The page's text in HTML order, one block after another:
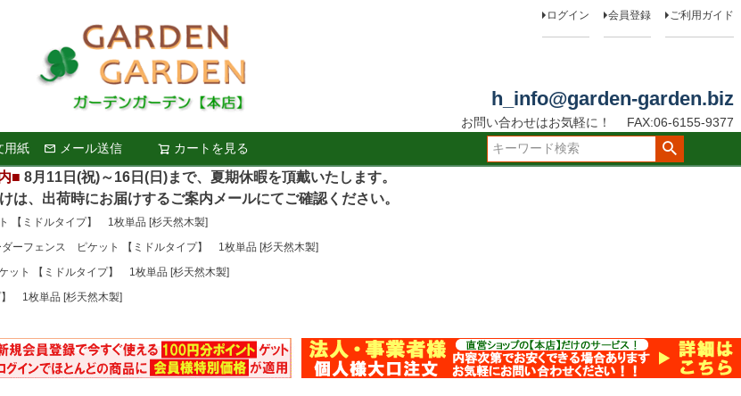
ログイン 会員登録 ご利用ガイド
h_info@garden-garden.biz
お問い合わせはお気軽に！
FAX:06-6155-9377
用紙 メール送信 カートを見る
検索
■ 8月11日(祝)～16日(日)まで、夏期休暇を頂戴いたします。
出荷時にお届けするご案内メールにてご確認ください。
【ミドルタイプ】 1枚単品 [杉天然木製]
ダーフェンス ピケット 【ミドルタイプ】 1枚単品 [杉天然木製]
ット 【ミドルタイプ】 1枚単品 [杉天然木製]
1枚単品 [杉天然木製]